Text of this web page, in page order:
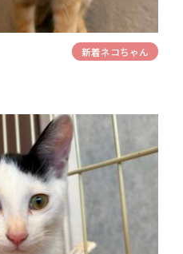
新着ネコちゃん